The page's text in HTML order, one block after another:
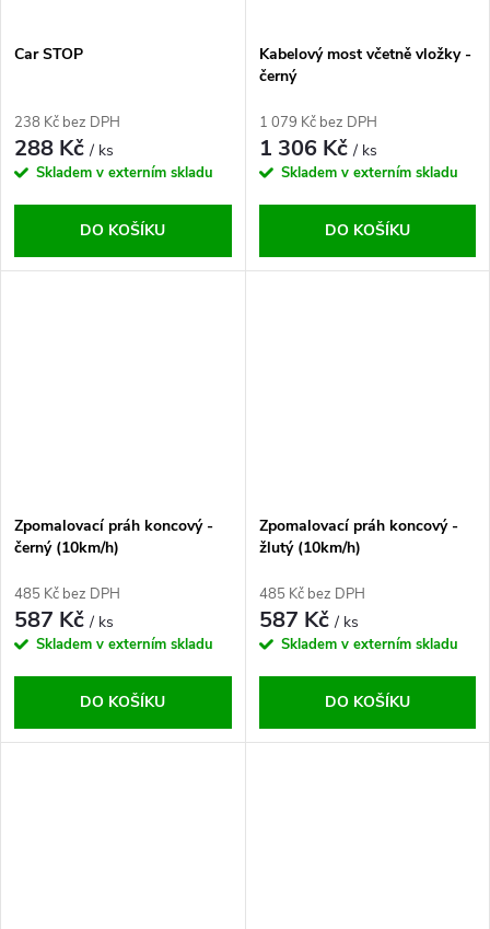
Car STOP
238 Kč bez DPH
288 Kč/ ks
Skladem v externím skladu
DO KOŠÍKU
Kabelový most včetně vložky -
černý
1 079 Kč bez DPH
1 306 Kč/ ks
Skladem v externím skladu
DO KOŠÍKU
Zpomalovací práh koncový -
černý (10km/h)
485 Kč bez DPH
587 Kč/ ks
Skladem v externím skladu
DO KOŠÍKU
Zpomalovací práh koncový -
žlutý (10km/h)
485 Kč bez DPH
587 Kč/ ks
Skladem v externím skladu
DO KOŠÍKU